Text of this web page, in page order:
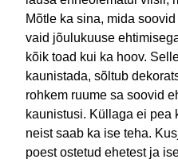
Mõtle ka sina, mida
vaid jõulukuuse
kõik toad kui ka hoov.
kaunistada, sõltub
rohkem ruume sa soovid
kaunistusi. Küllaga ei pea
neist saab ka ise teha.
poest ostetud ehetest ja